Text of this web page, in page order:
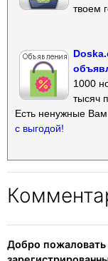
твоем
1000
тысяч
Есть ненужные
с выгодой!
Добро